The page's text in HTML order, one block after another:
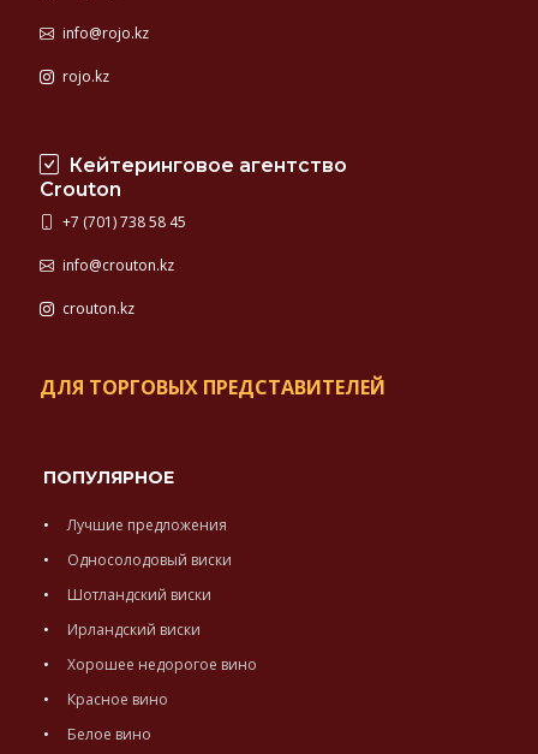
info@rojo.kz
rojo.kz
Кейтеринговое агентство
Crouton
+7 (701) 738 58 45
info@crouton.kz
crouton.kz
ДЛЯ ТОРГОВЫХ ПРЕДСТАВИТЕЛЕЙ
ПОПУЛЯРНОЕ
Лучшие предложения
Односолодовый виски
Шотландский виски
Ирландский виски
Хорошее недорогое вино
Красное вино
Белое вино